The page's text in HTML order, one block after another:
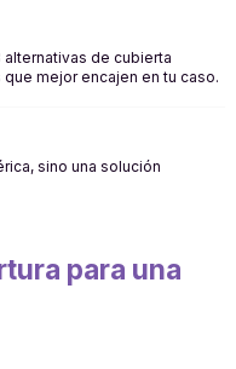
de cubierta
mejor encajen en tu caso.
sino una solución
para una